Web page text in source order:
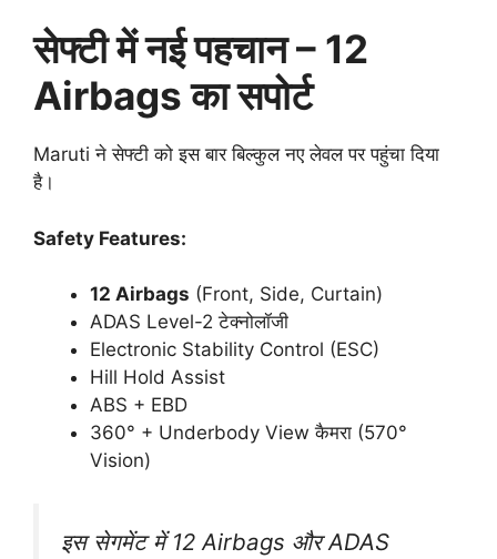
सेफ्टी में नई पहचान – 12
Airbags का सपोर्ट
Maruti ने सेफ्टी को इस बार बिल्कुल नए लेवल पर पहुंचा दिया
है।
Safety Features:
12 Airbags (Front, Side, Curtain)
ADAS Level-2 टेक्नोलॉजी
Electronic Stability Control (ESC)
Hill Hold Assist
ABS + EBD
360° + Underbody View कैमरा (570°
Vision)
इस सेगमेंट में 12 Airbags और ADAS